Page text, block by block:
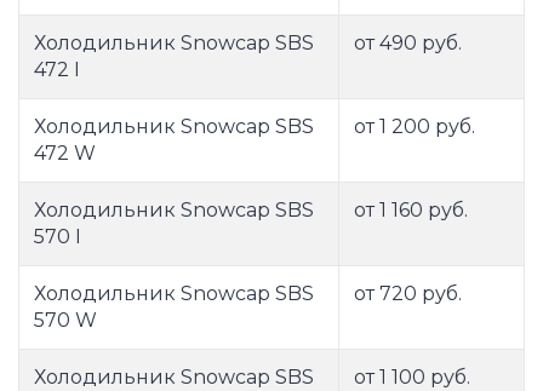
Холодильник Snowcap SBS
472 I
от 490 руб.
Холодильник Snowcap SBS
472 W
от 1 200 руб.
Холодильник Snowcap SBS
570 I
от 1 160 руб.
Холодильник Snowcap SBS
570 W
от 720 руб.
Холодильник Snowcap SBS
от 1 100 руб.